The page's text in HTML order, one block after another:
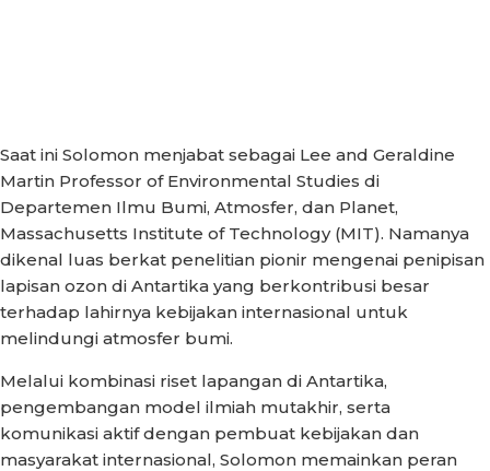
Saat ini Solomon menjabat sebagai Lee and Geraldine
Martin Professor of Environmental Studies di
Departemen Ilmu Bumi, Atmosfer, dan Planet,
Massachusetts Institute of Technology (MIT). Namanya
dikenal luas berkat penelitian pionir mengenai penipisan
lapisan ozon di Antartika yang berkontribusi besar
terhadap lahirnya kebijakan internasional untuk
melindungi atmosfer bumi.
Melalui kombinasi riset lapangan di Antartika,
pengembangan model ilmiah mutakhir, serta
komunikasi aktif dengan pembuat kebijakan dan
masyarakat internasional, Solomon memainkan peran